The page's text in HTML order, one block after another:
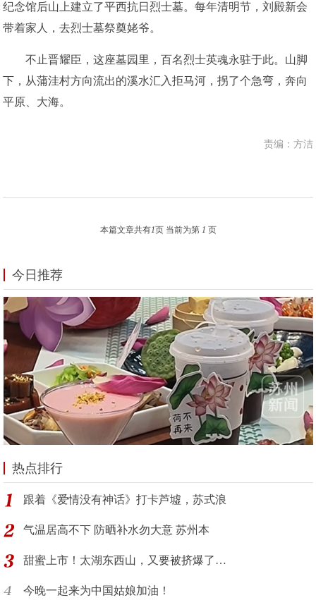
纪念馆后山上建立了平西抗日烈士墓。每年清明节，刘殿新会
带着家人，去烈士墓祭奠姥爷。
不止晋耀臣，这座墓园里，百名烈士英魂永驻于此。山脚
下，从蒲洼村方向流出的溪水汇入拒马河，拐了个急弯，奔向
平原、大海。
责编：方洁
本篇文章共有1页 当前为第 1 页
今日推荐
热点排行
跟着《爱情没有神话》打卡芦墟，苏式浪
气温居高不下 防晒补水勿大意 苏州本
甜蜜上市！太湖东西山，又要被挤爆了…
今晚一起来为中国姑娘加油！